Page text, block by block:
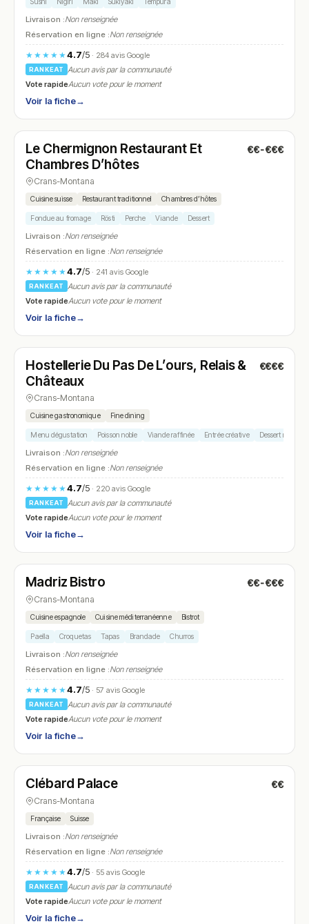
Livraison :Non renseignée
Réservation en ligne :Non renseignée
★★★★★4.7/5· 284 avis Google
RANKEAT
Aucun avis par la communauté
Vote rapideAucun vote pour le moment
Voir la fiche→
N° 10
Le Chermignon Restaurant Et
Chambres D’hôtes
€€-€€€
Crans-Montana
Cuisine suisse Restaurant traditionnel Chambres d’hôtes
Fondue au fromage Rösti Perche Viande Dessert
Livraison :Non renseignée
Réservation en ligne :Non renseignée
★★★★★4.7/5· 241 avis Google
RANKEAT
Aucun avis par la communauté
Vote rapideAucun vote pour le moment
Voir la fiche→
N° 11
Hostellerie Du Pas De L’ours, Relais &
Châteaux
€€€€
Crans-Montana
Cuisine gastronomique Fine dining
Menu dégustation Poisson noble Viande raffinée Entrée créative Dessert maison
Livraison :Non renseignée
Réservation en ligne :Non renseignée
★★★★★4.7/5· 220 avis Google
RANKEAT
Aucun avis par la communauté
Vote rapideAucun vote pour le moment
Voir la fiche→
N° 12
Madriz Bistro €€-€€€
Crans-Montana
Cuisine espagnole Cuisine méditerranéenne Bistrot
Paella Croquetas Tapas Brandade Churros
Livraison :Non renseignée
Réservation en ligne :Non renseignée
★★★★★4.7/5· 57 avis Google
RANKEAT
Aucun avis par la communauté
Vote rapideAucun vote pour le moment
Voir la fiche→
N° 13
Clébard Palace €€
Crans-Montana
Française Suisse
Livraison :Non renseignée
Réservation en ligne :Non renseignée
★★★★★4.7/5· 55 avis Google
RANKEAT
Aucun avis par la communauté
Vote rapideAucun vote pour le moment
Voir la fiche→